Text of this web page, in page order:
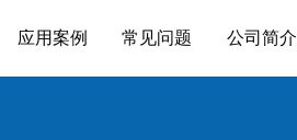
应用案例 常见问题 公司简介